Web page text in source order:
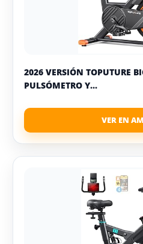
2026 VERSIÓN TOPUTURE
PULSÓMETRO Y...